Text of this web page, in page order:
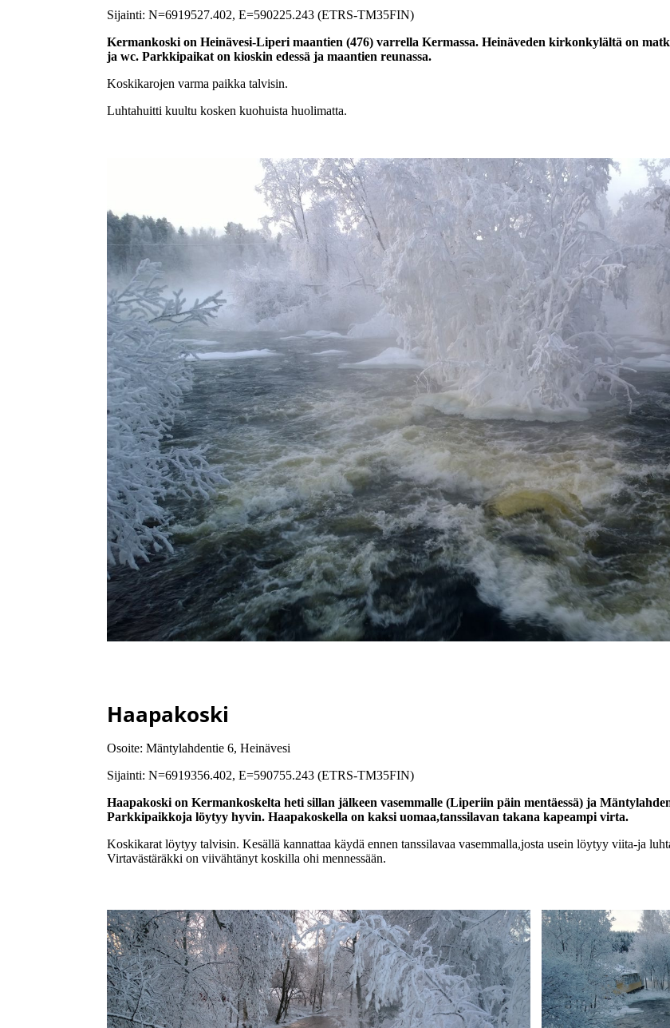
Sijainti: N=6919527.402, E=590225.243 (ETRS-TM35FIN)
Kermankoski on Heinävesi-Liperi maantien (476) varrella Kermassa. Heinäveden kirkonkylältä on
ja wc. Parkkipaikat on kioskin edessä ja maantien reunassa.
Koskikarojen varma paikka talvisin.
Luhtahuitti kuultu kosken kuohuista huolimatta.
Haapakoski
Osoite: Mäntylahdentie 6, Heinävesi
Sijainti: N=6919356.402, E=590755.243 (ETRS-TM35FIN)
Haapakoski on Kermankoskelta heti sillan jälkeen vasemmalle (Liperiin päin mentäessä) ja
Parkkipaikkoja löytyy hyvin. Haapakoskella on kaksi uomaa,tanssilavan takana kapeampi virta.
Koskikarat löytyy talvisin. Kesällä kannattaa käydä ennen tanssilavaa vasemmalla,josta usein löytyy viita-ja
Virtavästäräkki on viivähtänyt koskilla ohi mennessään.